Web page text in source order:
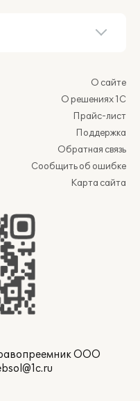
О сайте
О решениях 1С
Прайс-лист
Поддержка
Обратная связь
Сообщить об ошибке
Карта сайта
ООО